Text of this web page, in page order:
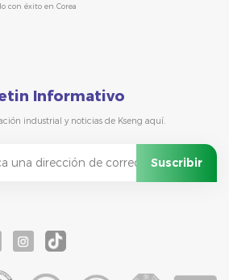
con éxito en Corea
Informativo
industrial y noticias de Kseng aquí.